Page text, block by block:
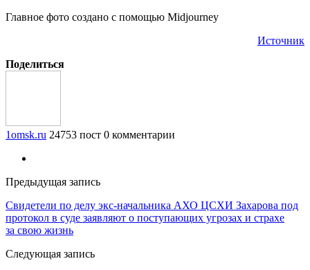
Главное фото создано с помощью Midjourney
Источник
Поделиться
1omsk.ru 24753 пост 0 комментарии
Предыдущая запись
Свидетели по делу экс-начальника АХО ЦСХИ Захарова под
протокол в суде заявляют о поступающих угрозах и страхе
за свою жизнь
Следующая запись